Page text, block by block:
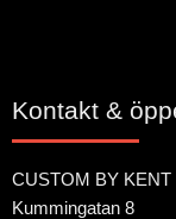
Kontakt &
CUSTOM BY KENT
Kummingatan 8